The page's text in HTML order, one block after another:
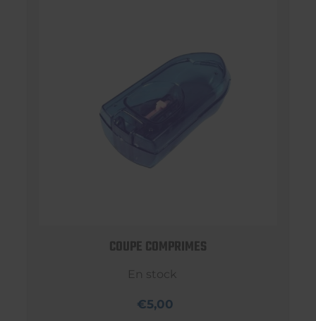
COUPE COMPRIMES
En stock
€5,00